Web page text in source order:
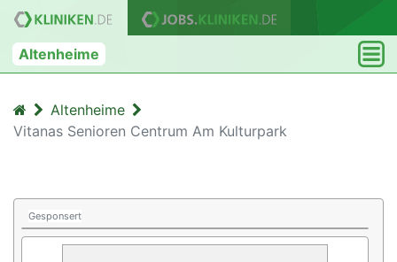
Altenheime
Altenheime
Vitanas Senioren Centrum Am Kulturpark
Gesponsert